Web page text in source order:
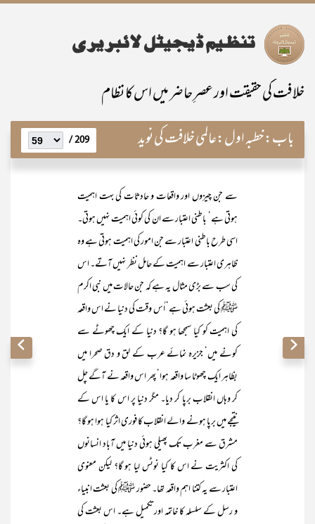
خلافت کی حقیقت اور عصرِ حاضر میں اس کا نظام
باب:خطبہ اول:عالمی خلافت کی نوید 209 /
سے جن چیزوں اور واقعات و حادثات کی بہت اہمیت
ہوتی ہے‘ باطنی اعتبار سے ان کی کوئی اہمیت نہیں ہوتی۔
اسی طرح باطنی اعتبار سے جن امور کی اہمیت ہوتی ہے وہ
ظاہری اعتبار سے اہمیت کے حامل نظر نہیں آتے۔ اس
کی سب سے بڑی مثال یہ ہے کہ جن حالات میں نبی اکرم
ﷺ کی بعثت ہوئی ہے‘ اُس وقت کی دنیا نے اس واقعہ
کی اہمیت کو کیا سمجھا ہو گا؟ دنیا کے ایک چھوٹے سے
کونے میں‘ جزیرہ نمائے عرب کے لق و دق صحرا میں
بظاہر ایک چھوٹا سا واقعہ ہوا‘ پھر اس واقعہ نے آگے چل
کر وہاں انقلاب برپا کر دیا۔ مگر دنیا پر اس کا یا اس کے
نتیجے میں برپا ہونے والے انقلاب کا فوری اثر کیا ہوا ہو گا؟
مشرق سے مغرب تک پھیلی ہوئی دنیا میں آباد انسانوں
کی اکثریت نے اس کا کیا نوٹس لیا ہو گا؟ لیکن معنوی
اعتبار سے یہ کتنا اہم واقعہ تھا۔ حضور ﷺ کی بعثت انبیاء
و رسل کے سلسلہ کا خاتمہ اور تکمیل ہے۔ اس بعثت کی